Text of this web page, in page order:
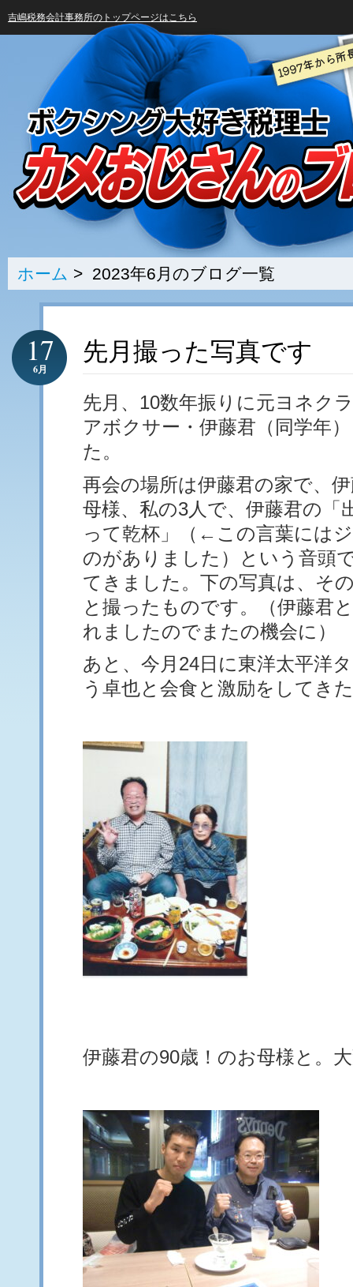
吉嶋税務会計事務所のトップページはこちら
ホーム > 2023年6月のブログ一覧
先月撮った写真です
17
6月
先月、10数年振りに元ヨネク
アボクサー・伊藤君（同学年
た。
再会の場所は伊藤君の家で、
母様、私の3人で、伊藤君の「
って乾杯」（←この言葉には
のがありました）という音頭
てきました。下の写真は、そ
と撮ったものです。（伊藤君
れましたのでまたの機会に）
あと、今月24日に東洋太平洋
う卓也と会食と激励をしてき
伊藤君の90歳！のお母様と。